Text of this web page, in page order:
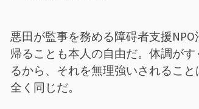
悪田が監事を務める障碍者支援
帰ることも本人の自由だ。体調が
るから、それを無理強いされるこ
全く同じだ。